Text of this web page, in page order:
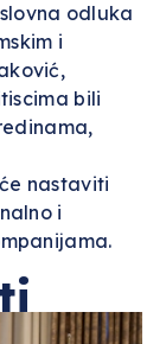
odluka
i
bili
nastaviti
i